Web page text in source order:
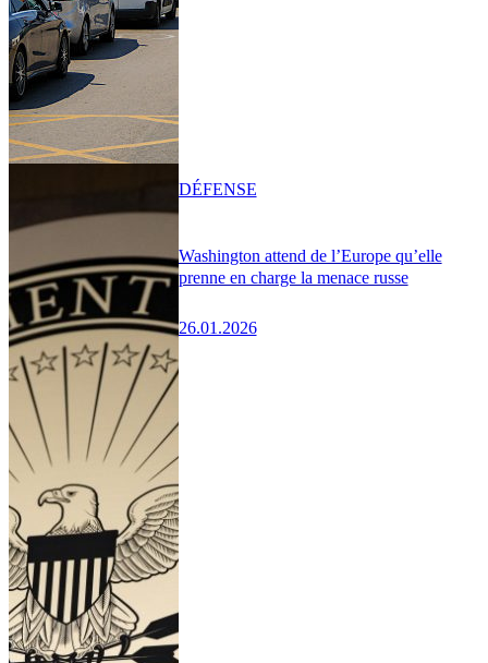
Washington attend de l’Europe qu’elle
prenne en charge la menace russe
26.01.2026
DÉFENSE